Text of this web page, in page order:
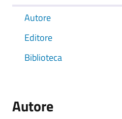
Autore
Editore
Biblioteca
Autore